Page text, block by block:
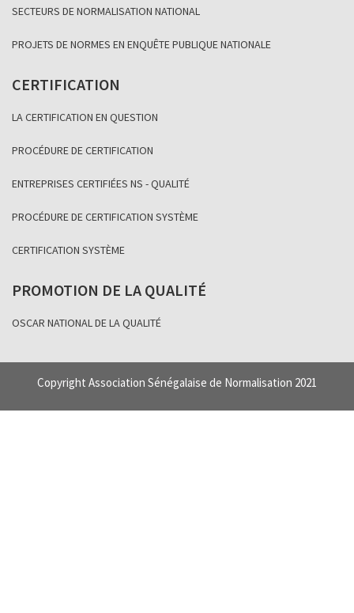
SECTEURS DE NORMALISATION NATIONAL
PROJETS DE NORMES EN ENQUÊTE PUBLIQUE NATIONALE
CERTIFICATION
LA CERTIFICATION EN QUESTION
PROCÉDURE DE CERTIFICATION
ENTREPRISES CERTIFIÉES NS - QUALITÉ
PROCÉDURE DE CERTIFICATION SYSTÈME
CERTIFICATION SYSTÈME
PROMOTION DE LA QUALITÉ
OSCAR NATIONAL DE LA QUALITÉ
Copyright Association Sénégalaise de Normalisation 2021